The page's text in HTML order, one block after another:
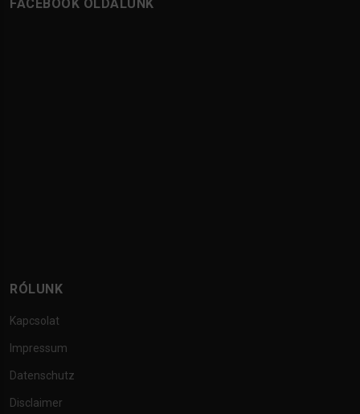
FACEBOOK OLDALUNK
RÓLUNK
Kapcsolat
Impressum
Datenschutz
Disclaimer